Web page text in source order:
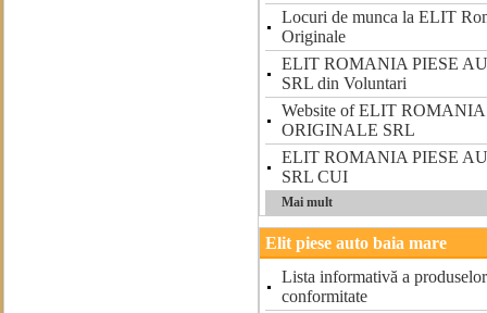
Locuri de munca la ELIT
Originale
ELIT ROMANIA PIESE
SRL din Voluntari
Website of ELIT
ORIGINALE SRL
ELIT ROMANIA PIESE
SRL CUI
Mai mult
Elit piese auto baia mare
Lista informativă a
conformitate